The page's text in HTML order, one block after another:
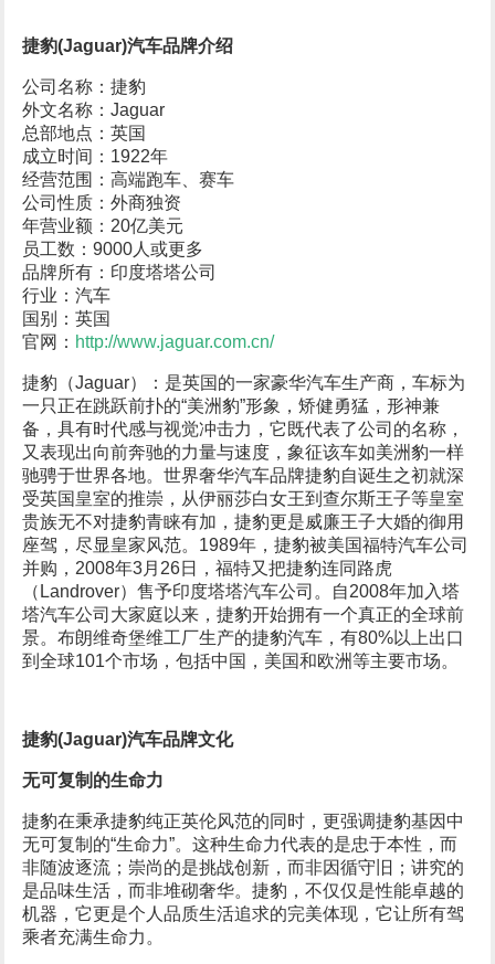
捷豹(Jaguar)汽车品牌介绍
公司名称：捷豹
外文名称：Jaguar
总部地点：英国
成立时间：1922年
经营范围：高端跑车、赛车
公司性质：外商独资
年营业额：20亿美元
员工数：9000人或更多
品牌所有：印度塔塔公司
行业：汽车
国别：英国
官网： http://www.jaguar.com.cn/
捷豹（Jaguar）：是英国的一家豪华汽车生产商，车标为
一只正在跳跃前扑的“美洲豹”形象，矫健勇猛，形神兼
备，具有时代感与视觉冲击力，它既代表了公司的名称，
又表现出向前奔驰的力量与速度，象征该车如美洲豹一样
驰骋于世界各地。世界奢华汽车品牌捷豹自诞生之初就深
受英国皇室的推崇，从伊丽莎白女王到查尔斯王子等皇室
贵族无不对捷豹青睐有加，捷豹更是威廉王子大婚的御用
座驾，尽显皇家风范。1989年，捷豹被美国福特汽车公司
并购，2008年3月26日，福特又把捷豹连同路虎
（Landrover）售予印度塔塔汽车公司。自2008年加入塔
塔汽车公司大家庭以来，捷豹开始拥有一个真正的全球前
景。布朗维奇堡维工厂生产的捷豹汽车，有80%以上出口
到全球101个市场，包括中国，美国和欧洲等主要市场。
捷豹(Jaguar)汽车品牌文化
无可复制的生命力
捷豹在秉承捷豹纯正英伦风范的同时，更强调捷豹基因中
无可复制的“生命力”。这种生命力代表的是忠于本性，而
非随波逐流；崇尚的是挑战创新，而非因循守旧；讲究的
是品味生活，而非堆砌奢华。捷豹，不仅仅是性能卓越的
机器，它更是个人品质生活追求的完美体现，它让所有驾
乘者充满生命力。